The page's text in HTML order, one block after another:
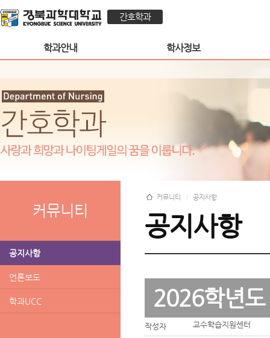
간호학과
학과안내 학사정보
커뮤니티
공지사항
언론보도
학과UCC
커뮤니티 공지사항
공지사항
2026학년도
작성자 교수학습지원센터